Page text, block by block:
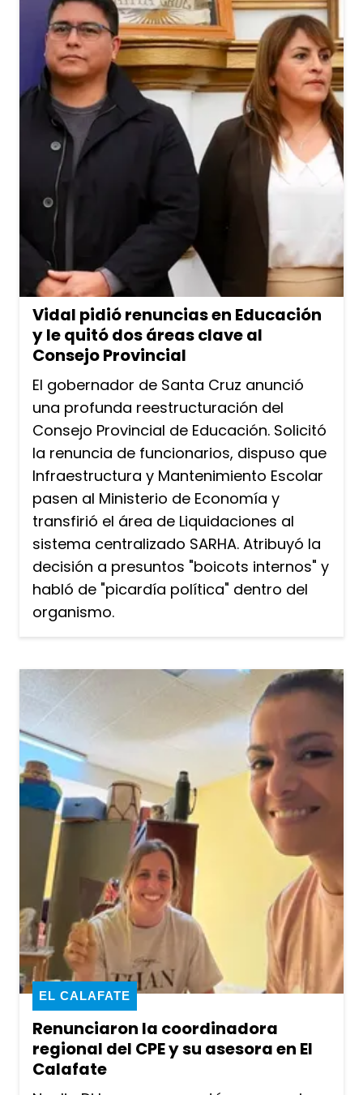
Vidal pidió renuncias en Educación
y le quitó dos áreas clave al
Consejo Provincial
El gobernador de Santa Cruz anunció
una profunda reestructuración del
Consejo Provincial de Educación. Solicitó
la renuncia de funcionarios, dispuso que
Infraestructura y Mantenimiento Escolar
pasen al Ministerio de Economía y
transfirió el área de Liquidaciones al
sistema centralizado SARHA. Atribuyó la
decisión a presuntos "boicots internos" y
habló de "picardía política" dentro del
organismo.
Renunciaron la coordinadora
regional del CPE y su asesora en El
Calafate
EL CALAFATE